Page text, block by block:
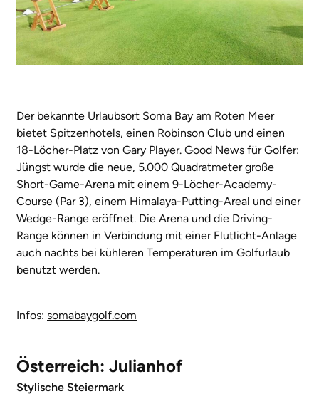
Der bekannte Urlaubsort Soma Bay am Roten Meer
bietet Spitzenhotels, einen Robinson Club und einen
18-Löcher-Platz von Gary Player. Good News für Golfer:
Jüngst wurde die neue, 5.000 Quadratmeter große
Short-Game-Arena mit einem 9-Löcher-Academy-
Course (Par 3), einem Himalaya-Putting-Areal und einer
Wedge-Range eröffnet. Die Arena und die Driving-
Range können in Verbindung mit einer Flutlicht-Anlage
auch nachts bei kühleren Temperaturen im Golfurlaub
benutzt werden.
Infos: somabaygolf.com
Österreich: Julianhof
Stylische Steiermark